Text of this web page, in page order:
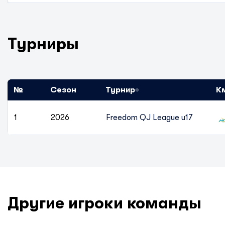
Турниры
№ Сезон Турнир
1 2026 Freedom QJ League u17
Другие игроки команды